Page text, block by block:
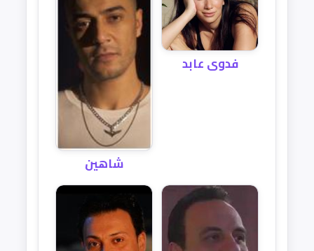
فدوى عابد
شاهين